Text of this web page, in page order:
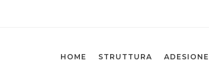
HOME STRUTTURA ADESIONE